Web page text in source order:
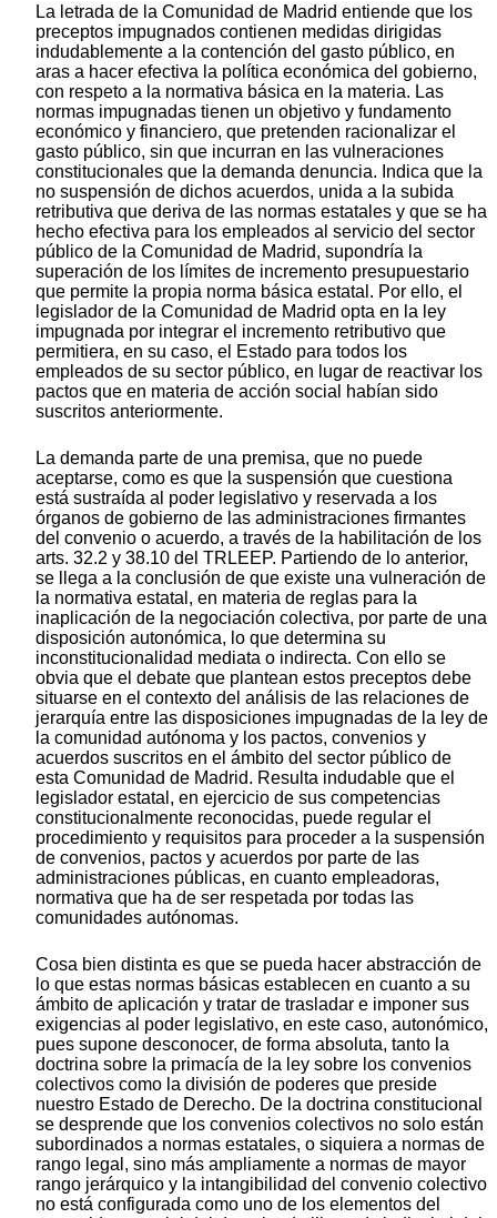
La letrada de la Comunidad de Madrid entiende que los
preceptos impugnados contienen medidas dirigidas
indudablemente a la contención del gasto público, en
aras a hacer efectiva la política económica del gobierno,
con respeto a la normativa básica en la materia. Las
normas impugnadas tienen un objetivo y fundamento
económico y financiero, que pretenden racionalizar el
gasto público, sin que incurran en las vulneraciones
constitucionales que la demanda denuncia. Indica que la
no suspensión de dichos acuerdos, unida a la subida
retributiva que deriva de las normas estatales y que se ha
hecho efectiva para los empleados al servicio del sector
público de la Comunidad de Madrid, supondría la
superación de los límites de incremento presupuestario
que permite la propia norma básica estatal. Por ello, el
legislador de la Comunidad de Madrid opta en la ley
impugnada por integrar el incremento retributivo que
permitiera, en su caso, el Estado para todos los
empleados de su sector público, en lugar de reactivar los
pactos que en materia de acción social habían sido
suscritos anteriormente.
La demanda parte de una premisa, que no puede
aceptarse, como es que la suspensión que cuestiona
está sustraída al poder legislativo y reservada a los
órganos de gobierno de las administraciones firmantes
del convenio o acuerdo, a través de la habilitación de los
arts. 32.2 y 38.10 del TRLEEP. Partiendo de lo anterior,
se llega a la conclusión de que existe una vulneración de
la normativa estatal, en materia de reglas para la
inaplicación de la negociación colectiva, por parte de una
disposición autonómica, lo que determina su
inconstitucionalidad mediata o indirecta. Con ello se
obvia que el debate que plantean estos preceptos debe
situarse en el contexto del análisis de las relaciones de
jerarquía entre las disposiciones impugnadas de la ley de
la comunidad autónoma y los pactos, convenios y
acuerdos suscritos en el ámbito del sector público de
esta Comunidad de Madrid. Resulta indudable que el
legislador estatal, en ejercicio de sus competencias
constitucionalmente reconocidas, puede regular el
procedimiento y requisitos para proceder a la suspensión
de convenios, pactos y acuerdos por parte de las
administraciones públicas, en cuanto empleadoras,
normativa que ha de ser respetada por todas las
comunidades autónomas.
Cosa bien distinta es que se pueda hacer abstracción de
lo que estas normas básicas establecen en cuanto a su
ámbito de aplicación y tratar de trasladar e imponer sus
exigencias al poder legislativo, en este caso, autonómico,
pues supone desconocer, de forma absoluta, tanto la
doctrina sobre la primacía de la ley sobre los convenios
colectivos como la división de poderes que preside
nuestro Estado de Derecho. De la doctrina constitucional
se desprende que los convenios colectivos no solo están
subordinados a normas estatales, o siquiera a normas de
rango legal, sino más ampliamente a normas de mayor
rango jerárquico y la intangibilidad del convenio colectivo
no está configurada como uno de los elementos del